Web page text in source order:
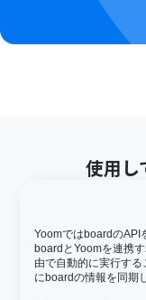
使用し
YoomではboardのAPI
boardとYoomを連携
由で自動的に実行す
にboardの情報を同期